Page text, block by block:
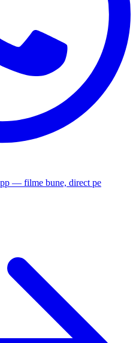
— filme bune, direct pe